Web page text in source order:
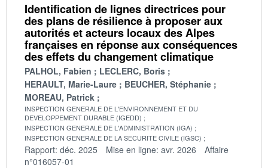
Identification de lignes directrices pour
des plans de résilience à proposer aux
autorités et acteurs locaux des Alpes
françaises en réponse aux conséquences
des effets du changement climatique
PALHOL, Fabien
LECLERC, Boris
HERAULT, Marie-Laure
BEUCHER, Stéphanie
MOREAU, Patrick
INSPECTION GENERALE DE L'ENVIRONNEMENT ET DU
DEVELOPPEMENT DURABLE (IGEDD)
INSPECTION GENERALE DE L'ADMINISTRATION (IGA)
INSPECTION GENERALE DE LA SECURITE CIVILE (IGSC)
Rapport: déc. 2025 Mise en ligne: avr. 2026
Affaire
n°016057-01